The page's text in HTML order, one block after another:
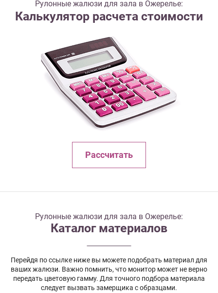
Рулонные жалюзи для зала в Ожерелье:
Калькулятор расчета стоимости
Рассчитать
Рулонные жалюзи для зала в Ожерелье:
Каталог материалов
Перейдя по ссылке ниже вы можете подобрать материал для
ваших жалюзи. Важно помнить, что монитор может не верно
передать цветовую гамму. Для точного подбора материала
следует вызвать замерщика с образцами.